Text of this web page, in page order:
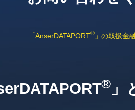
「AnserDATAPORT® 」の取扱金
®」